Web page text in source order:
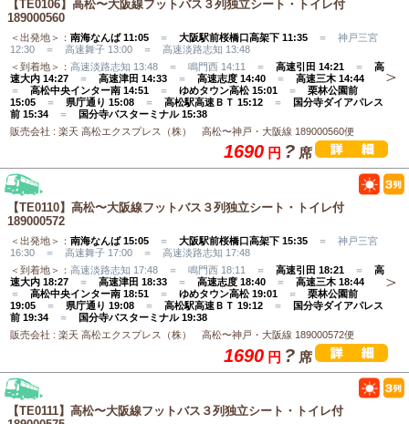
【TE0106】高松〜大阪線フットバス３列独立シート・トイレ付
189000560
＜出発地＞： 南海なんば 11:05 ＝ 大阪駅前桜橋口高架下 11:35 ＝ 神戸三宮
12:30 ＝ 高速舞子 13:00 ＝ 高速淡路志知 13:48
＜到着地＞： 高速淡路志知 13:48 ＝ 鳴門西 14:11 ＝ 高速引田 14:21 ＝ 高
速大内 14:27 ＝ 高速津田 14:33 ＝ 高速志度 14:40 ＝ 高速三木 14:44
＝ 高松中央インター南 14:51 ＝ ゆめタウン高松 15:01 ＝ 栗林公園前
15:05 ＝ 県庁通り 15:08 ＝ 高松駅高速ＢＴ 15:12 ＝
国分寺ダイアパレス
前 15:34 ＝
国分寺バスターミナル 15:38
販売会社 : 楽天 高松エクスプレス（株） 高松〜神戸・大阪線 189000560便
1690 円 ? 席
【TE0110】高松〜大阪線フットバス３列独立シート・トイレ付
189000572
＜出発地＞： 南海なんば 15:05 ＝ 大阪駅前桜橋口高架下 15:35 ＝ 神戸三宮
16:30 ＝ 高速舞子 17:00 ＝ 高速淡路志知 17:48
＜到着地＞： 高速淡路志知 17:48 ＝ 鳴門西 18:11 ＝ 高速引田 18:21 ＝ 高
速大内 18:27 ＝ 高速津田 18:33 ＝ 高速志度 18:40 ＝ 高速三木 18:44
＝ 高松中央インター南 18:51 ＝ ゆめタウン高松 19:01 ＝ 栗林公園前
19:05 ＝ 県庁通り 19:08 ＝ 高松駅高速ＢＴ 19:12 ＝
国分寺ダイアパレス
前 19:34 ＝
国分寺バスターミナル 19:38
販売会社 : 楽天 高松エクスプレス（株） 高松〜神戸・大阪線 189000572便
1690 円 ? 席
【TE0111】高松〜大阪線フットバス３列独立シート・トイレ付